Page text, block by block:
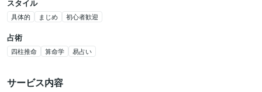
スタイル
具体的 まじめ 初心者歓迎
占術
四柱推命 算命学 易占い
サービス内容